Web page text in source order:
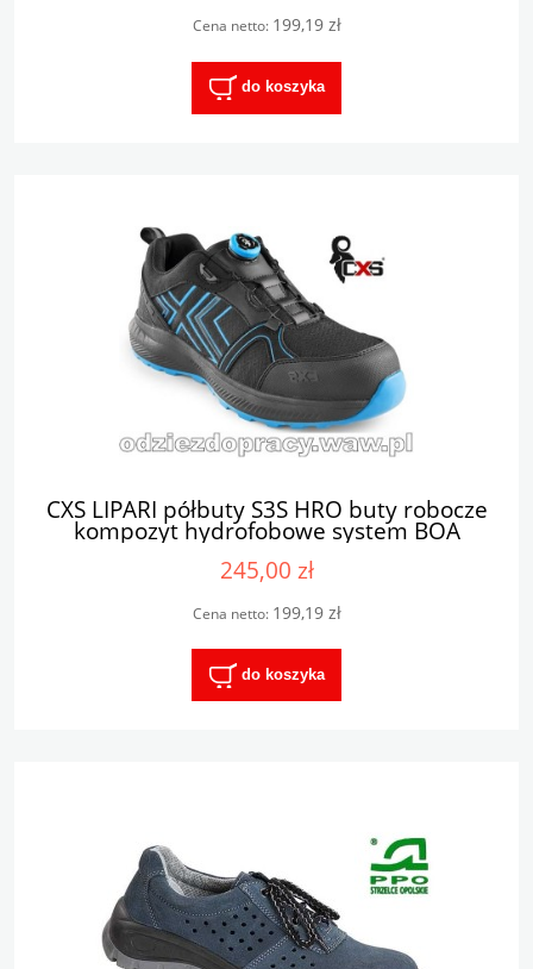
Cena netto: 199,19 zł
do koszyka
CXS LIPARI półbuty S3S HRO buty robocze
kompozyt hydrofobowe system BOA
245,00 zł
Cena netto: 199,19 zł
do koszyka